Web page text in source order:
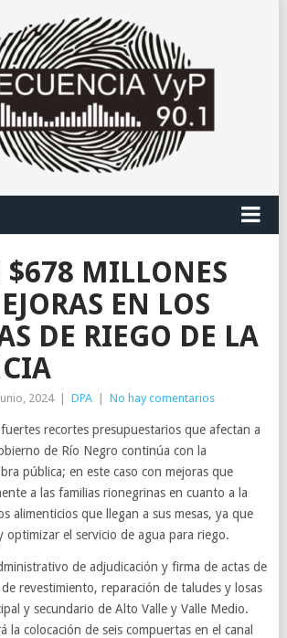
$678 MILLONES
EN LOS
DE RIEGO DE LA
2024 DPA No hay comentarios
recortes presupuestarios que afectan a
de Río Negro continúa con la
pública; en este caso con mejoras que
a las familias rionegrinas en cuanto a la
alimenticios que llegan a sus mesas, ya que
optimizar el servicio de agua para riego.
de adjudicación y firma de actas de
revestimiento, reparación de taludes y losas
y secundario de Alto Valle y Valle Medio.
la colocación de seis compuertas en el canal